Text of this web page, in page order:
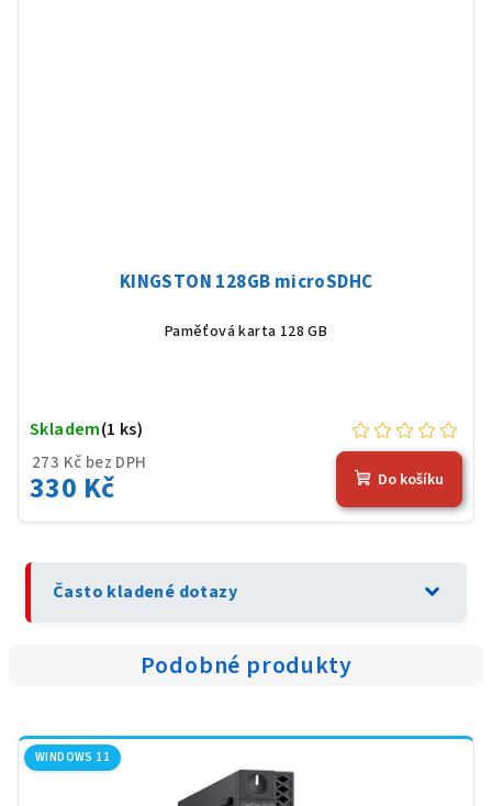
KINGSTON 128GB microSDHC
Paměťová karta 128 GB
273 Kč bez DPH
330 Kč
Skladem(1 ks)
Do košíku
Často kladené dotazy expand_more
Podobné produkty
WINDOWS 11